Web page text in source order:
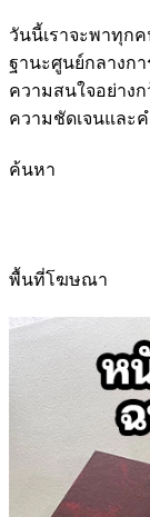
วันนี้เราจะพาทุก
ฐานะศูนย์กลางก
ความสนใจอย่าง
ความชัดเจนและ
ค้นหา
สำหรับ:
พื้นที่โฆษณา